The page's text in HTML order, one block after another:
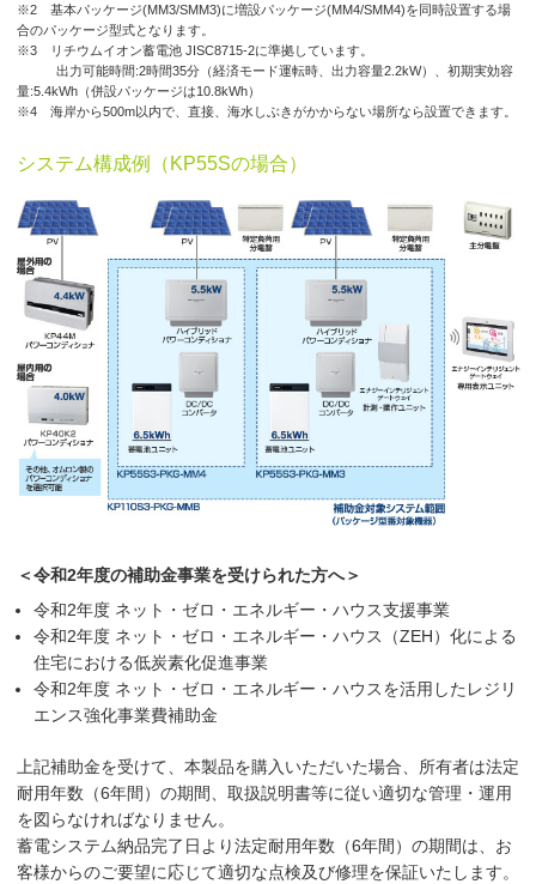
※2 基本パッケージ(MM3/SMM3)に増設パッケージ(MM4/SMM4)を同時設置する場
合のパッケージ型式となります。
※3 リチウムイオン蓄電池 JISC8715-2に準拠しています。
出力可能時間:2時間35分（経済モード運転時、出力容量2.2kW）、初期実効容
量:5.4kWh（併設パッケージは10.8kWh）
※4 海岸から500m以内で、直接、海水しぶきがかからない場所なら設置できます。
システム構成例（KP55Sの場合）
＜令和2年度の補助金事業を受けられた方へ＞
令和2年度 ネット・ゼロ・エネルギー・ハウス支援事業
令和2年度 ネット・ゼロ・エネルギー・ハウス（ZEH）化による
住宅における低炭素化促進事業
令和2年度 ネット・ゼロ・エネルギー・ハウスを活用したレジリ
エンス強化事業費補助金
上記補助金を受けて、本製品を購入いただいた場合、所有者は法定
耐用年数（6年間）の期間、取扱説明書等に従い適切な管理・運用
を図らなければなりません。
蓄電システム納品完了日より法定耐用年数（6年間）の期間は、お
客様からのご要望に応じて適切な点検及び修理を保証いたします。